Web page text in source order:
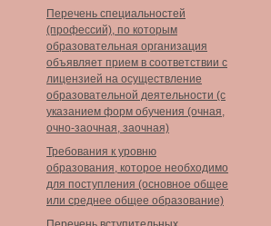
Перечень специальностей
(профессий), по которым
образовательная организация
объявляет прием в соответствии с
лицензией на осуществление
образовательной деятельности (с
указанием форм обучения (очная,
очно-заочная, заочная)
Требования к уровню
образования, которое необходимо
для поступления (основное общее
или среднее общее образование)